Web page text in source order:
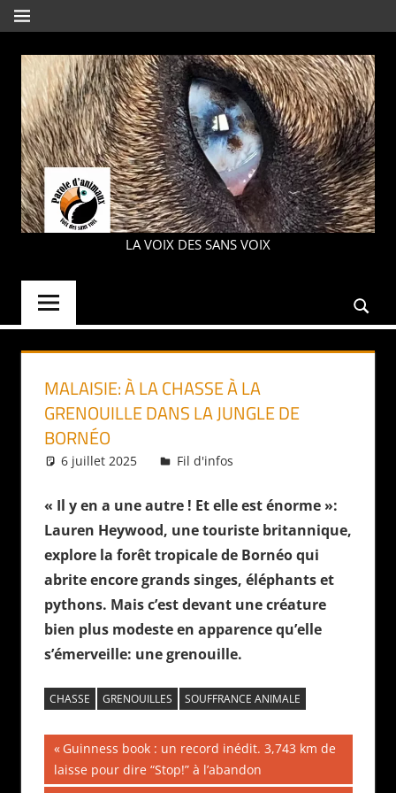
Aller
au
contenu
MENU
PAROLE
LA VOIX DES SANS VOIX
MALAISIE: À LA CHASSE À LA
GRENOUILLE DANS LA JUNGLE DE
BORNÉO
6 juillet 2025 Daniel
Fil d'infos
« Il y en a une autre ! Et elle est énorme »:
Lauren Heywood, une touriste britannique,
explore la forêt tropicale de Bornéo qui
abrite encore grands singes, éléphants et
pythons. Mais c’est devant une créature
bien plus modeste en apparence qu’elle
s’émerveille: une grenouille.
CHASSE GRENOUILLES SOUFFRANCE ANIMALE
Navigation
de
Publication
précédente :
Guinness book : un record inédit. 3,743 km de
laisse pour dire “Stop!” à l’abandon